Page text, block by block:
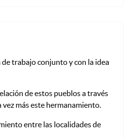
trabajo conjunto y con la idea
de estos pueblos a través
más este hermanamiento.
entre las localidades de